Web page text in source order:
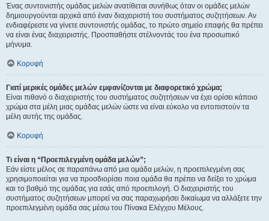
Ένας συντονιστής ομάδας μελών ανατίθεται συνήθως όταν οι ομάδες μελών
δημιουργούνται αρχικά από έναν διαχειριστή του συστήματος συζητήσεων. Αν
ενδιαφέρεστε να γίνετε συντονιστής ομάδας, το πρώτο σημείο επαφής θα πρέπει
να είναι ένας διαχειριστής. Προσπαθήστε στέλνοντάς του ένα προσωπικό
μήνυμα.
Κορυφή
Γιατί μερικές ομάδες μελών εμφανίζονται με διαφορετικό χρώμα;
Είναι πιθανό ο διαχειριστής του συστήματος συζητήσεων να έχει ορίσει κάποιο
χρώμα στα μέλη μιας ομάδας μελών ώστε να είναι εύκολο να εντοπιστούν τα
μέλη αυτής της ομάδας.
Κορυφή
Τι είναι η “Προεπιλεγμένη ομάδα μελών”;
Εάν είστε μέλος σε παραπάνω από μια ομάδα μελών, η προεπιλεγμένη σας
χρησιμοποιείται για να προσδιορίσει ποια ομάδα θα πρέπει να δείξει το χρώμα
και το βαθμό της ομάδας για εσάς από προεπιλογή. Ο διαχειριστής του
συστήματος συζητήσεων μπορεί να σας παραχωρήσει δικαίωμα να αλλάξετε την
προεπιλεγμένη ομάδα σας μέσω του Πίνακα Ελέγχου Μέλους.